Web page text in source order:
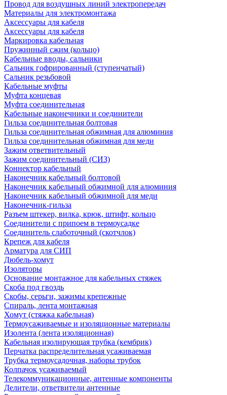
Провод для воздушных линий электропередач
Материалы для электромонтажа
Аксессуары для кабеля
Аксессуары для кабеля
Маркировка кабельная
Пружинный сжим (кольцо)
Кабельные вводы, сальники
Сальник гофрированный (ступенчатый)
Сальник резьбовой
Кабельные муфты
Муфта концевая
Муфта соединительная
Кабельные наконечники и соединители
Гильза соединительная болтовая
Гильза соединительная обжимная для алюминия
Гильза соединительная обжимная для меди
Зажим ответвительный
Зажим соединительный (СИЗ)
Коннектор кабельный
Наконечник кабельный болтовой
Наконечник кабельный обжимной для алюминия
Наконечник кабельный обжимной для меди
Наконечник-гильза
Разъем штекер, вилка, крюк, штифт, кольцо
Соединители с припоем в термоусадке
Соединитель слаботочный (скотчлок)
Крепеж для кабеля
Арматура для СИП
Дюбель-хомут
Изоляторы
Основание монтажное для кабельных стяжек
Скоба под гвоздь
Скобы, серьги, зажимы крепежные
Спираль, лента монтажная
Хомут (стяжка кабельная)
Термоусаживаемые и изоляционные материалы
Изолента (лента изоляционная)
Кабельная изолирующая трубка (кембрик)
Перчатка распределительная усаживаемая
Трубка термоусадочная, наборы трубок
Колпачок усаживаемый
Телекоммуникационные, антенные компоненты
Делители, ответвители антенные